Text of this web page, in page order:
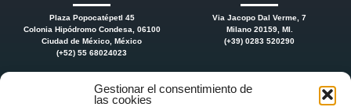
Gestionar el consentimiento de
las cookies
Plaza Popocatépetl 45
Colonia Hipódromo Condesa, 06100
Ciudad de México, México
(+52) 55 68024023
Via Jacopo Dal Verme, 7
Milano 20159, MI.
(+39) 0283 520290